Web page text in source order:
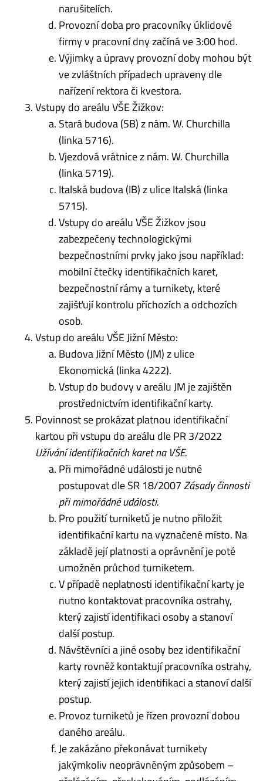
narušitelích.
Provozní doba pro pracovníky úklidové
firmy v pracovní dny začíná ve 3:00 hod.
Výjimky a úpravy provozní doby mohou být
ve zvláštních případech upraveny dle
nařízení rektora či kvestora.
Vstupy do areálu VŠE Žižkov:
Stará budova (SB) z nám. W. Churchilla
(linka 5716).
Vjezdová vrátnice z nám. W. Churchilla
(linka 5719).
Italská budova (IB) z ulice Italská (linka
5715).
Vstupy do areálu VŠE Žižkov jsou
zabezpečeny technologickými
bezpečnostními prvky jako jsou například:
mobilní čtečky identifikačních karet,
bezpečnostní rámy a turnikety, které
zajišťují kontrolu příchozích a odchozích
osob.
Vstup do areálu VŠE Jižní Město:
Budova Jižní Město (JM) z ulice
Ekonomická (linka 4222).
Vstup do budovy v areálu JM je zajištěn
prostřednictvím identifikační karty.
Povinnost se prokázat platnou identifikační
kartou při vstupu do areálu dle PR 3/2022
Užívání identifikačních karet na VŠE.
Při mimořádné události je nutné
postupovat dle SR 18/2007Zásady činnosti
při mimořádné události.
Pro použití turniketů je nutno přiložit
identifikační kartu na vyznačené místo. Na
základě její platnosti a oprávnění je poté
umožněn průchod turniketem.
V případě neplatnosti identifikační karty je
nutno kontaktovat pracovníka ostrahy,
který zajistí identifikaci osoby a stanoví
další postup.
Návštěvníci a jiné osoby bez identifikační
karty rovněž kontaktují pracovníka ostrahy,
který zajistí jejich identifikaci a stanoví další
postup.
Provoz turniketů je řízen provozní dobou
daného areálu.
Je zakázáno překonávat turnikety
jakýmkoliv neoprávněným způsobem –